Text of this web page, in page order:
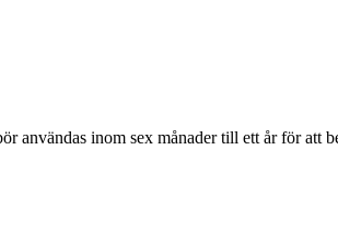
användas inom sex månader till ett år för att